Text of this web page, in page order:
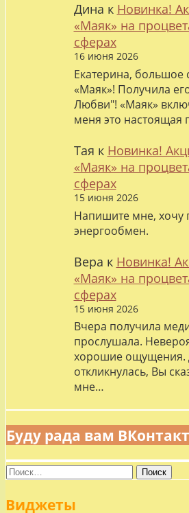
Дина к Новинка!
«Маяк» на
сферах
16 июня 2026
Екатерина, большое
«Маяк»! Получила
Любви"! «Маяк»
меня это настоящая
Тая к Новинка!
«Маяк» на
сферах
15 июня 2026
Напишите мне, хочу
энергообмен.
Вера к Новинка!
«Маяк» на
сферах
15 июня 2026
Вчера получила
прослушала.
хорошие ощущения.
откликнулась, Вы
мне…
Буду рада вам
Найти:
Виджеты